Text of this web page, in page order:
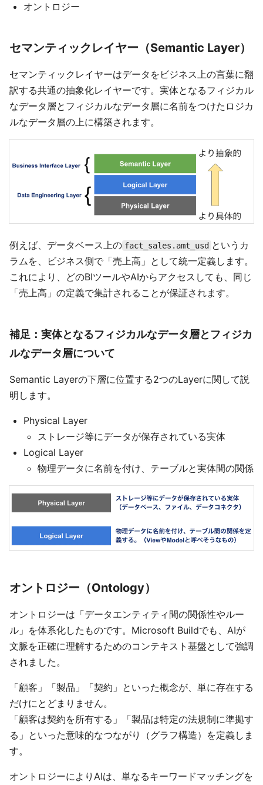
オントロジー
セマンティックレイヤー（Semantic Layer）
セマンティックレイヤーはデータをビジネス上の言葉に翻
訳する共通の抽象化レイヤーです。実体となるフィジカル
なデータ層とフィジカルなデータ層に名前をつけたロジカ
ルなデータ層の上に構築されます。
例えば、データベース上の fact_sales.amt_usd というカ
ラムを、ビジネス側で「売上高」として統一定義します。
これにより、どのBIツールやAIからアクセスしても、同じ
「売上高」の定義で集計されることが保証されます。
補足：実体となるフィジカルなデータ層とフィジカ
ルなデータ層について
Semantic Layerの下層に位置する2つのLayerに関して説
明します。
Physical Layer
ストレージ等にデータが保存されている実体
Logical Layer
物理データに名前を付け、テーブルと実体間の関係
オントロジー（Ontology）
オントロジーは「データエンティティ間の関係性やルー
ル」を体系化したものです。Microsoft Buildでも、AIが
文脈を正確に理解するためのコンテキスト基盤として強調
されました。
「顧客」「製品」「契約」といった概念が、単に存在する
だけにとどまりません。
「顧客は契約を所有する」「製品は特定の法規制に準拠す
る」といった意味的なつながり（グラフ構造）を定義しま
す。
オントロジーによりAIは、単なるキーワードマッチングを